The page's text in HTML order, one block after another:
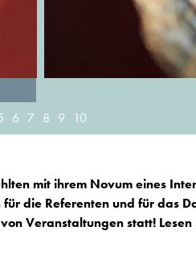
6 7 8 9 10
mit ihrem Novum eines
die Referenten und für das
Veranstaltungen statt! Lesen